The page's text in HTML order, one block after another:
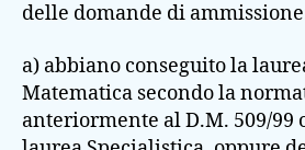
delle domande di
a) abbiano conseguito la
Matematica secondo la
anteriormente al D.M. 509/99